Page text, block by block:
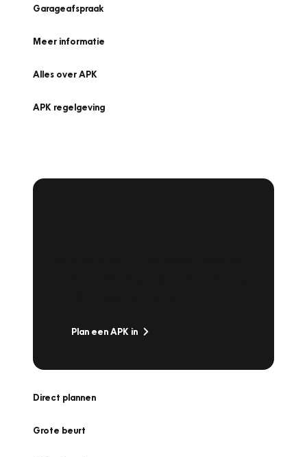
Garageafspraak
Meer informatie
Alles over APK
APK regelgeving
Plan een APK in
Direct plannen
Grote beurt